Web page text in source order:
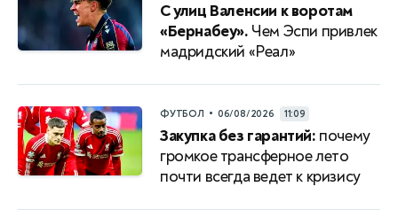
С улиц Валенсии к воротам
«Бернабеу». Чем Эспи привлек
мадридский «Реал»
ФУТБОЛ • 06/08/2026 11:09
Закупка без гарантий: почему
громкое трансферное лето
почти всегда ведет к кризису